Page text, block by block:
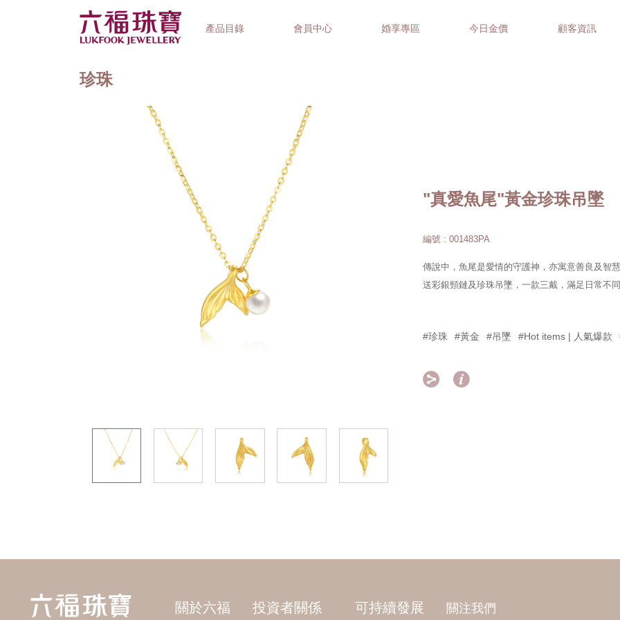
產品目錄 會員中心 婚享專區 今日金價 顧客資訊
珍珠
"真愛魚尾"黃金珍珠吊墜
編號 : 001483PA
傳說中，魚尾是愛情的守護神，亦寓意善良及智
送彩銀頸鏈及珍珠吊墜，一款三戴，滿足日常不
#珍珠 #黃金 #吊墜 #Hot items | 人氣爆款
 
關於六福 投資者關係 可持續發展 關注我們